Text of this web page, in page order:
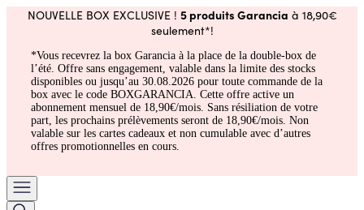
NOUVELLE BOX EXCLUSIVE ! 5 produits Garancia à 18,90€
seulement*!
*Vous recevrez la box Garancia à la place de la double-box de
l’été. Offre sans engagement, valable dans la limite des stocks
disponibles ou jusqu’au 30.08.2026 pour toute commande de la
box avec le code BOXGARANCIA. Cette offre active un
abonnement mensuel de 18,90€/mois. Sans résiliation de votre
part, les prochains prélèvements seront de 18,90€/mois. Non
valable sur les cartes cadeaux et non cumulable avec d’autres
offres promotionnelles en cours.